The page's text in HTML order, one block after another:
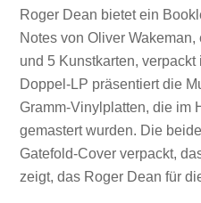
Roger Dean bietet ein
Notes von Oliver
und 5 Kunstkarten,
Doppel-LP präsentiert die
Gramm-Vinylplatten, die im
gemastert wurden. Die
Gatefold-Cover verpackt,
zeigt, das Roger Dean für